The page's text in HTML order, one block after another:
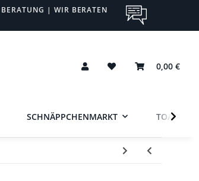
BERATUNG | WIR BERATEN
0,00 €
SCHNÄPPCHENMARKT TOA